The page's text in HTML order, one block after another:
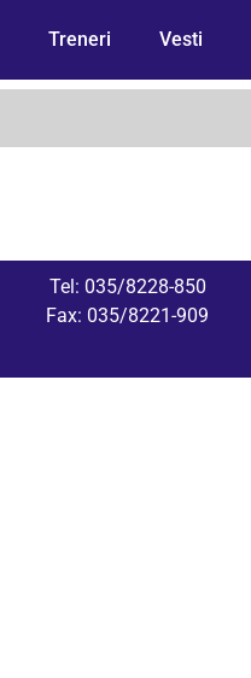
Treneri Vesti
Tel: 035/8228-850
Fax: 035/8221-909